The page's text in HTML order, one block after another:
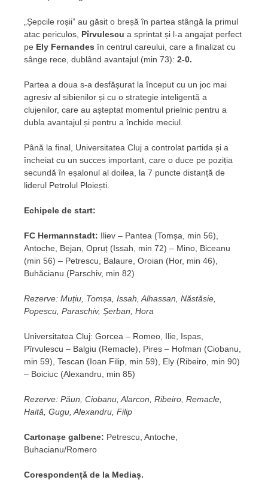
„Șepcile roșii” au găsit o breșă în partea stângă la primul
atac periculos, Pîrvulescu a sprintat și l-a angajat perfect
pe Ely Fernandes în centrul careului, care a finalizat cu
sânge rece, dublând avantajul (min 73): 2-0.
Partea a doua s-a desfășurat la început cu un joc mai
agresiv al sibienilor și cu o strategie inteligentă a
clujenilor, care au așteptat momentul prielnic pentru a
dubla avantajul și pentru a închide meciul.
Până la final, Universitatea Cluj a controlat partida și a
încheiat cu un succes important, care o duce pe poziția
secundă în eșalonul al doilea, la 7 puncte distanță de
liderul Petrolul Ploiești.
Echipele de start:
FC Hermannstadt: Iliev – Pantea (Tomșa, min 56),
Antoche, Bejan, Opruț (Issah, min 72) – Mino, Biceanu
(min 56) – Petrescu, Balaure, Oroian (Hor, min 46),
Buhăcianu (Parschiv, min 82)
Rezerve: Muțiu, Tomșa, Issah, Alhassan, Năstăsie,
Popescu, Paraschiv, Șerban, Hora
Universitatea Cluj: Gorcea – Romeo, Ilie, Ispas,
Pîrvulescu – Balgiu (Remacle), Pires – Hofman (Ciobanu,
min 59), Tescan (Ioan Filip, min 59), Ely (Ribeiro, min 90)
– Boiciuc (Alexandru, min 85)
Rezerve: Păun, Ciobanu, Alarcon, Ribeiro, Remacle,
Haită, Gugu, Alexandru, Filip
Cartonașe galbene: Petrescu, Antoche,
Buhacianu/Romero
Corespondență de la Mediaș.